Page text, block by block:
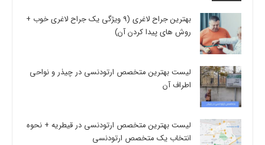
بهترین جراح لاغری (9 ویژگی یک جراح لاغری خوب +
روش های پیدا کردن آن)
لیست بهترین متخصص ارتودنسی در چیذر و نواحی
اطراف آن
لیست بهترین متخصص ارتودنسی در قیطریه + نحوه
انتخاب یک متخصص ارتودنسی